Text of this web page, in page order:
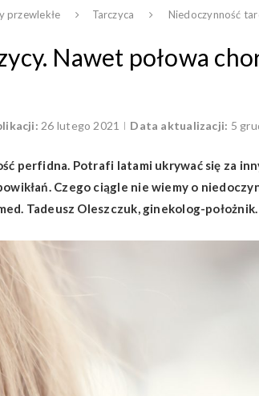
przewlekłe Tarczyca Niedoczynność
Nawet połowa
26 lutego 2021 Data aktualizacji: 5
perfidna. Potrafi latami ukrywać się za
Czego ciągle nie wiemy o
Tadeusz Oleszczuk, ginekolog-położnik.